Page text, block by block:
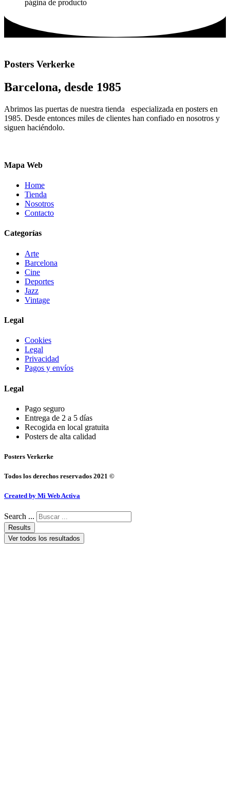
página de producto
Posters Verkerke
Barcelona, desde 1985
Abrimos las puertas de nuestra tienda especializada en posters en
1985. Desde entonces miles de clientes han confiado en nosotros y
siguen haciéndolo.
Mapa Web
Home
Tienda
Nosotros
Contacto
Categorías
Arte
Barcelona
Cine
Deportes
Jazz
Vintage
Legal
Cookies
Legal
Privacidad
Pagos y envíos
Legal
Pago seguro
Entrega de 2 a 5 días
Recogida en local gratuita
Posters de alta calidad
Posters Verkerke
Todos los derechos reservados 2021 ©
Created by Mi Web Activa
Search ...
Results
Ver todos los resultados